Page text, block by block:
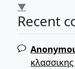
▼
Recent